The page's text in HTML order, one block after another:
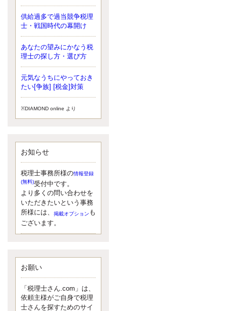
更新:2017年5月1日(大阪市北区)
---------------------
サクセス会計事務所
サクセス税理士のお役立ちブ
ログ
平成２７年１月１日以降開始の相続
より、相続税の基礎控除額（相続税
が課税されない遺産の上限額）が縮
小されたため、お亡くなりになった
更新:2017年5月1日(大阪市中央区)
---------------------
湘南のぽっちゃり女性税理士
松村文子と湘南ＢＵ
また最近、税理士試験のご相談を受
けることおおくなりました。受験申
し込み受け付け開始になるからです
ね。勉強したが、中途半端なので、
受験が無駄に思っている人もいるよ
うです。まず、私ならダメと思う前
に、全力で勝負してみたいです！
更新:2017年5月1日(神奈川県藤沢市)
---------------------
イクメン税理士による税金ブ
ログです。
なくて七クセ 目は口ほどにモノを言
う 色んなことわざがありますが、無
意識に出ている身体のサイン。 心理
学では、ちゃんと意味があるようで
供給過多で過当競争税理
士・戦国時代の幕開け
あなたの望みにかなう税
理士の探し方・選び方
元気なうちにやっておき
たい[争族] [税金]対策
※DIAMOND online より
お知らせ
税理士事務所様の情報登録
(無料)受付中です。
より多くの問い合わせを
いただきたいという事務
所様には、
掲載オプション も
ございます。
お願い
「税理士さん.com」は、
依頼主様がご自身で税理
士さんを探すためのサイ